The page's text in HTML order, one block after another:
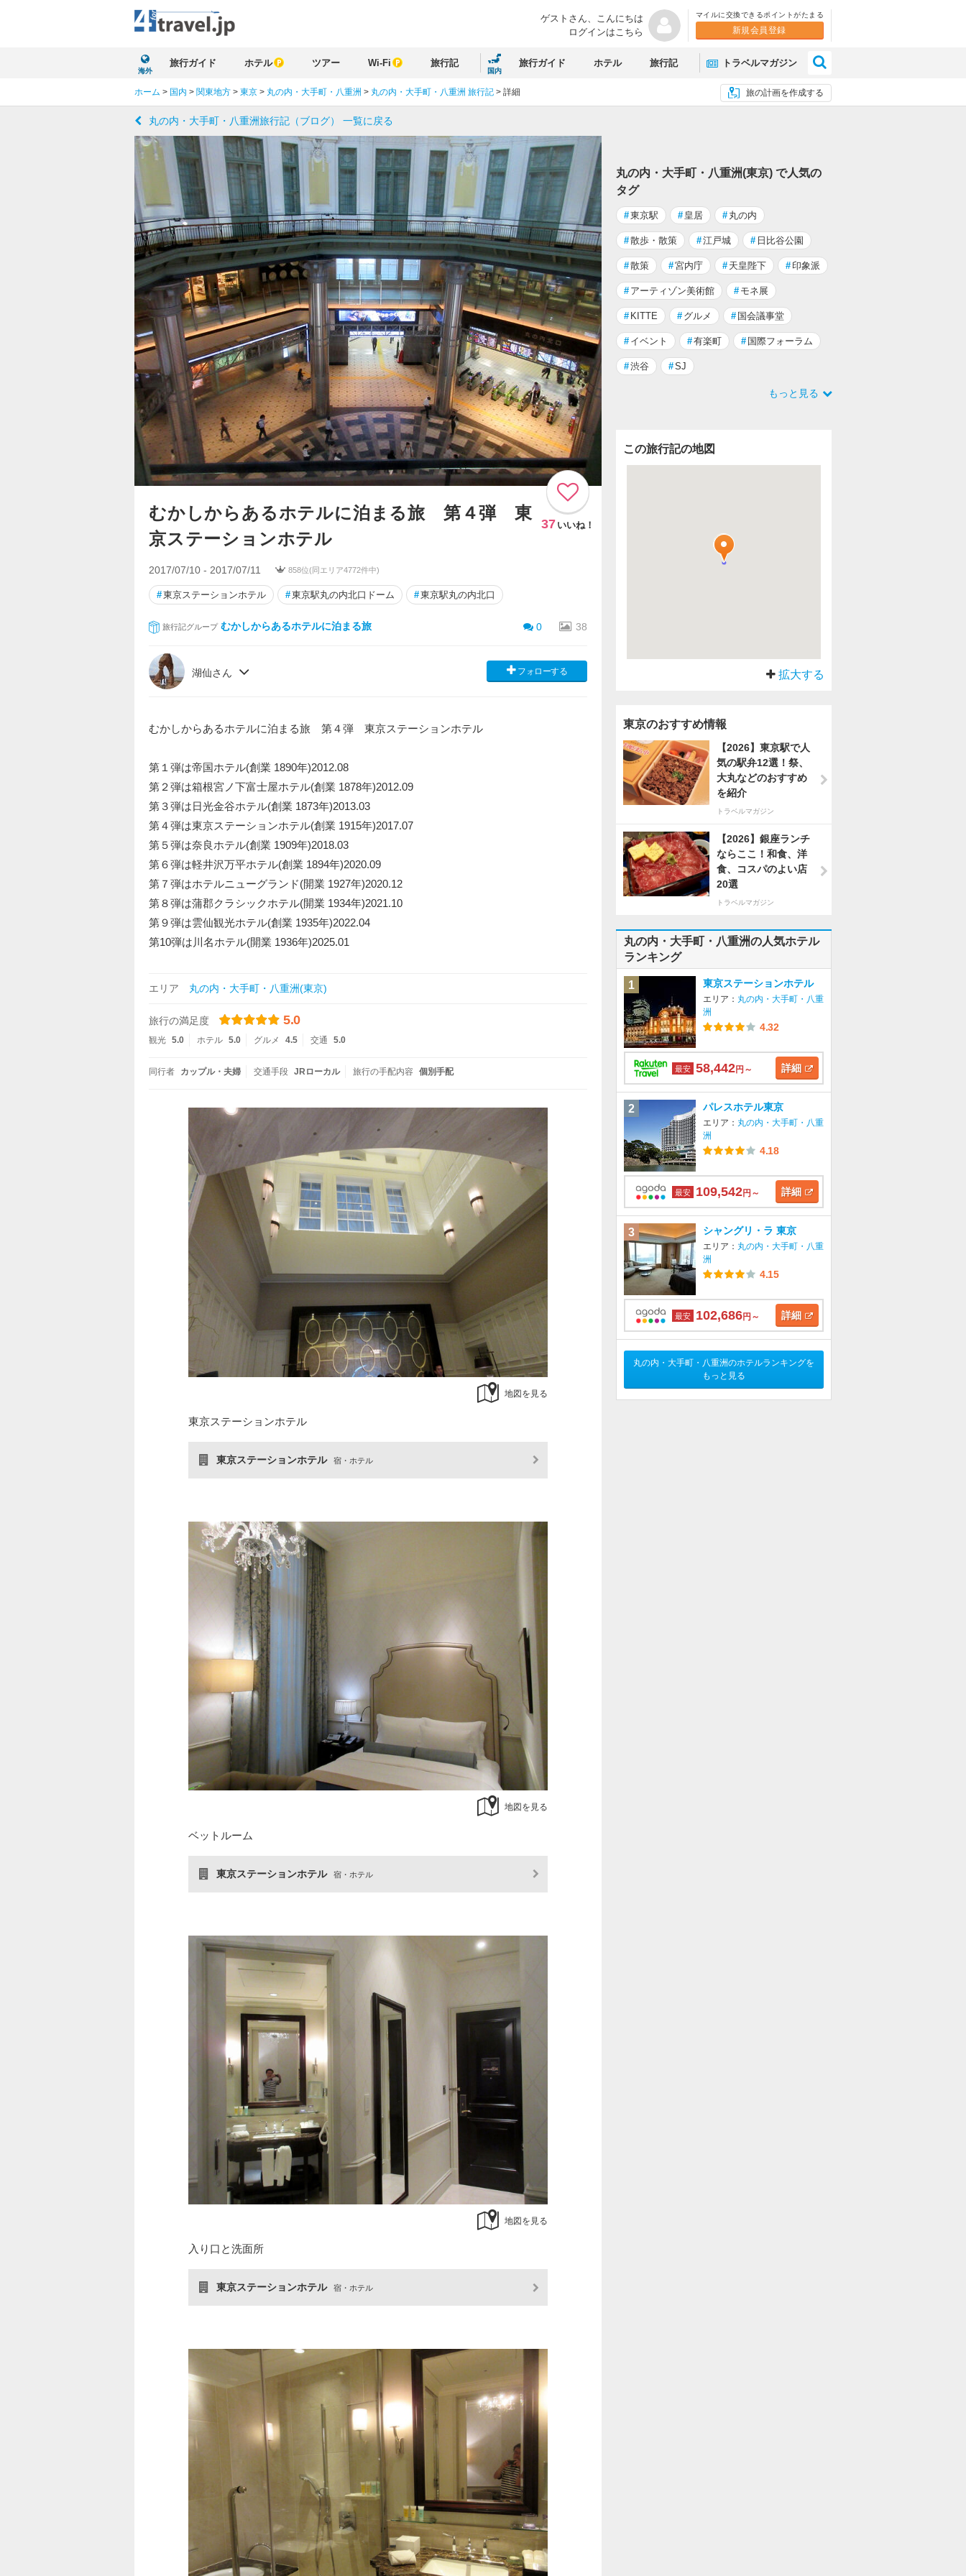
ゲストさん、 こんにちは
ログインはこちら
マイルに交換できるポイントがたまる
新規会員登録
海外
旅行ガイド ホテル ツアー Wi-Fi 旅行記
国内
旅行ガイド ホテル 旅行記 トラベルマガジン
旅の計画を作成する
ホーム > 国内 > 関東地方 > 東京 > 丸の内・大手町・八重洲 > 丸の内・大手町・八重洲 旅行記 > 詳細
丸の内・大手町・八重洲旅行記（ブログ） 一覧に戻る
むかしからあるホテルに泊まる旅 第４弾 東
京ステーションホテル
37 いいね！
2017/07/10 - 2017/07/11 858位(同エリア4772件中)
#東京ステーションホテル #東京駅丸の内北口ドーム #東京駅丸の内北口
旅行記グループ むかしからあるホテルに泊まる旅 0 38
湖仙さん フォローする
むかしからあるホテルに泊まる旅 第４弾 東京ステーションホテル
第１弾は帝国ホテル(創業 1890年)2012.08
第２弾は箱根宮ノ下富士屋ホテル(創業 1878年)2012.09
第３弾は日光金谷ホテル(創業 1873年)2013.03
第４弾は東京ステーションホテル(創業 1915年)2017.07
第５弾は奈良ホテル(創業 1909年)2018.03
第６弾は軽井沢万平ホテル(創業 1894年)2020.09
第７弾はホテルニューグランド(開業 1927年)2020.12
第８弾は蒲郡クラシックホテル(開業 1934年)2021.10
第９弾は雲仙観光ホテル(創業 1935年)2022.04
第10弾は川名ホテル(開業 1936年)2025.01
エリア 丸の内・大手町・八重洲(東京)
旅行の満足度 5.0
観光 5.0 ホテル 5.0 グルメ 4.5 交通 5.0
同行者 カップル・夫婦 交通手段 JRローカル 旅行の手配内容 個別手配
地図を見る
東京ステーションホテル
東京ステーションホテル 宿・ホテル
地図を見る
ベットルーム
東京ステーションホテル 宿・ホテル
地図を見る
入り口と洗面所
東京ステーションホテル 宿・ホテル
丸の内・大手町・八重洲(東京) で人気の
タグ
#東京駅 # 皇居 # 丸の内
#散歩・散策 #江戸城 # 日比谷公園
#散策 #宮内庁 # 天皇陛下 # 印象派
# アーティゾン美術館 # モネ展
# KITTE # グルメ # 国会議事堂
# イベント #有楽町 # 国際フォーラム
#渋谷 #SJ
もっと見る
この旅行記の地図
拡大する
東京のおすすめ情報
【2026】東京駅で人
気の駅弁12選！祭、
大丸などのおすすめ
を紹介
トラベルマガジン
【2026】銀座ランチ
ならここ！和食、洋
食、コスパのよい店
20選
トラベルマガジン
丸の内・大手町・八重洲の人気ホテル
ランキング
1 東京ステーションホテル
エリア： 丸の内・大手町・八重
洲
4.32
最安 58,442円～ 詳細
2 パレスホテル東京
エリア： 丸の内・大手町・八重
洲
4.18
最安 109,542円～ 詳細
3 シャングリ・ラ 東京
エリア： 丸の内・大手町・八重
洲
4.15
最安 102,686円～ 詳細
丸の内・大手町・八重洲のホテルランキングを
もっと見る